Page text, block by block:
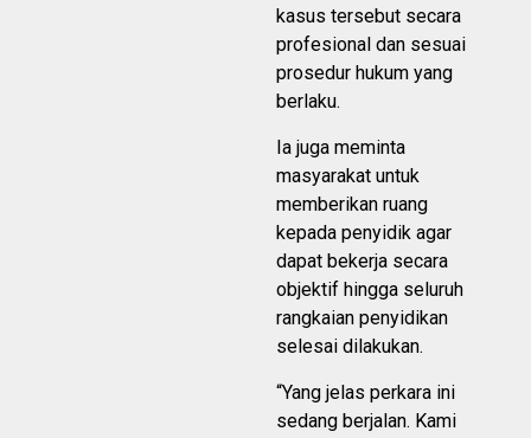
kasus tersebut secara
profesional dan sesuai
prosedur hukum yang
berlaku.
Ia juga meminta
masyarakat untuk
memberikan ruang
kepada penyidik agar
dapat bekerja secara
objektif hingga seluruh
rangkaian penyidikan
selesai dilakukan.
“Yang jelas perkara ini
sedang berjalan. Kami